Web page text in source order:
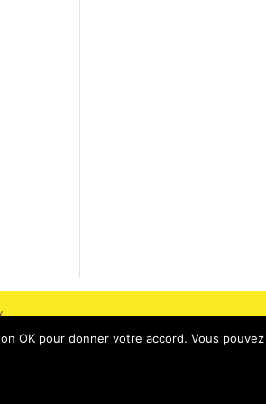
OK pour donner votre accord. Vous